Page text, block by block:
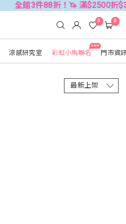
全館3件88折！🦄 滿$2500折
涼感研究室
NEW
彩虹小馬聯名 門市資
0 0